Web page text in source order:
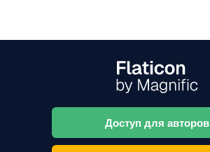
Доступ для авторов